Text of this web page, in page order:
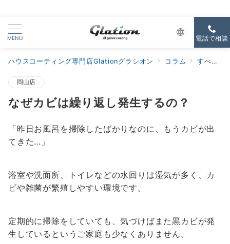
MENU 電話で相談
ハウスコーティング専門店Glationグラシオン コラム すべての新着
岡山店
なぜカビは繰り返し発生するの？
「昨日お風呂を掃除したばかりなのに、もうカビが出
てきた…」
浴室や洗面所、トイレなどの水回りは湿気が多く、カ
ビや雑菌が繁殖しやすい環境です。
定期的に掃除をしていても、気づけばまた黒カビが発
生しているというご家庭も少なくありません。